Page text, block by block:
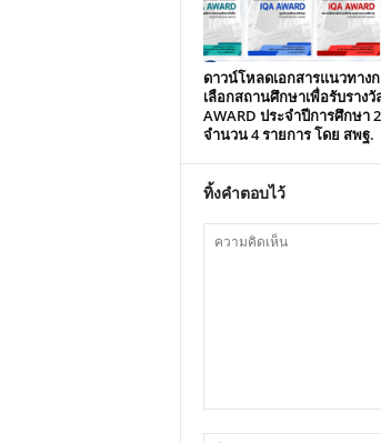
ดาวน์โหลดเอกสารแนวทาง
เลือกสถานศึกษาเพื่อรับรางวั
AWARD ประจำปีการศึกษา
จำนวน 4 รายการ โดย สพฐ.
ทิ้งคำตอบไว้